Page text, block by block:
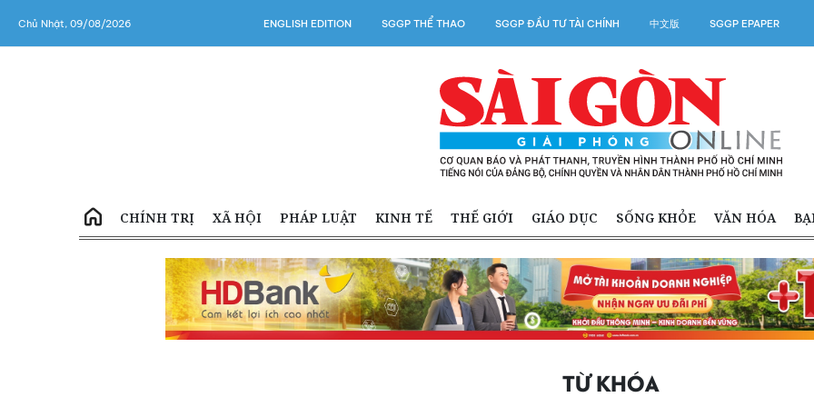
Chủ Nhật, 09/08/2026 ENGLISH EDITION SGGP THỂ THAO SGGP ĐẦU TƯ TÀI CHÍNH 中文版 SGGP EPAPER
CHÍNH TRỊ XÃ HỘI PHÁP LUẬT KINH TẾ THẾ GIỚI GIÁO DỤC SỐNG KHỎE VĂN HÓA
TỪ KHÓA